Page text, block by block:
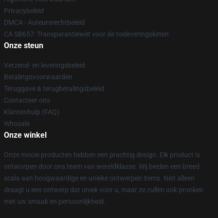
Privacybeleid
DMCA - Auteursrechtbeleid
CA SB657: Transparantiewet voor de toeleveringsketen
Onze steun
Verzend- en leveringsbeleid
Betalingsvoorwaarden
Teruggave & terugbetalingsbeleid
Contacteer ons
Klantenhulp (FAQ)
Whosale
Onze winkel
Onze mooie producten hebben een prachtig design. Elk product is
ontworpen door ons team van wereldklasse. Wij bieden een breed
scala aan hoogwaardige en unieke ontwerpen items. Niet alleen
draagt u een ontwerp dat uniek voor u, maar ze zullen ook pronken
met uw smaak en persoonlijkheid.